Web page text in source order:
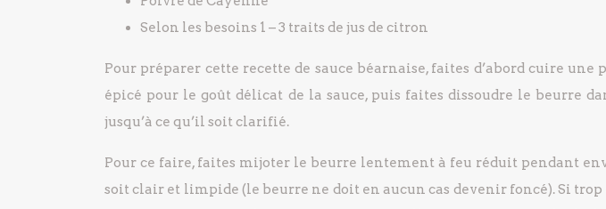
Selon les besoins 1 – 3 traits de jus de citron
Pour préparer cette recette de sauce béarnaise, faites d’abord cuire
épicé pour le goût délicat de la sauce, puis faites dissoudre le beurre
jusqu’à ce qu’il soit clarifié.
Pour ce faire, faites mijoter le beurre lentement à feu réduit pendant
soit clair et limpide (le beurre ne doit en aucun cas devenir foncé). Si trop